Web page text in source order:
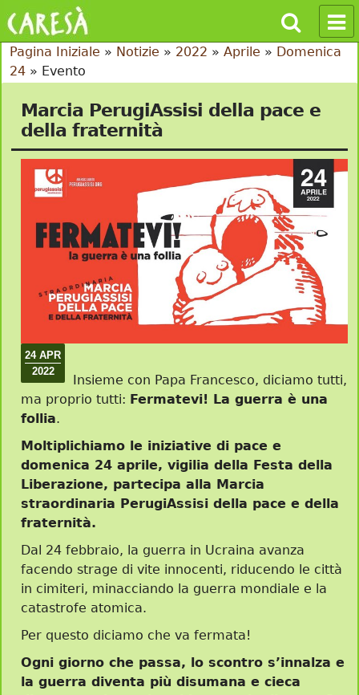
Pagina Iniziale » Notizie » 2022 » Aprile » Domenica
24 » Evento
Marcia PerugiAssisi della pace e
della fraternità
24 APR
2022
Insieme con Papa Francesco, diciamo tutti,
ma proprio tutti: Fermatevi! La guerra è una
follia.
Moltiplichiamo le iniziative di pace e
domenica 24 aprile, vigilia della Festa della
Liberazione, partecipa alla Marcia
straordinaria PerugiAssisi della pace e della
fraternità.
Dal 24 febbraio, la guerra in Ucraina avanza
facendo strage di vite innocenti, riducendo le città
in cimiteri, minacciando la guerra mondiale e la
catastrofe atomica.
Per questo diciamo che va fermata!
Ogni giorno che passa, lo scontro s’innalza e
la guerra diventa più disumana e cieca